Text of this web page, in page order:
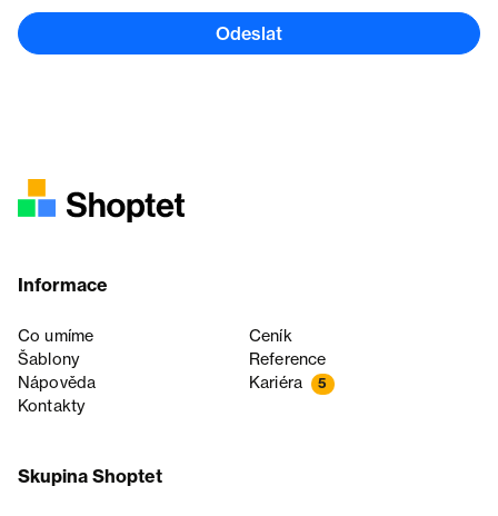
Odeslat
Informace
Co umíme
Ceník
Šablony
Reference
Nápověda
Kariéra 5
Kontakty
Skupina Shoptet